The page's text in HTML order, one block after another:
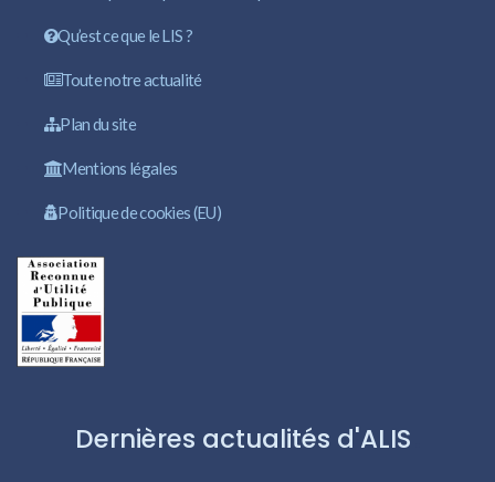
Qu’est ce que le LIS ?
Toute notre actualité
Plan du site
Mentions légales
Politique de cookies (EU)
Dernières actualités d'ALIS